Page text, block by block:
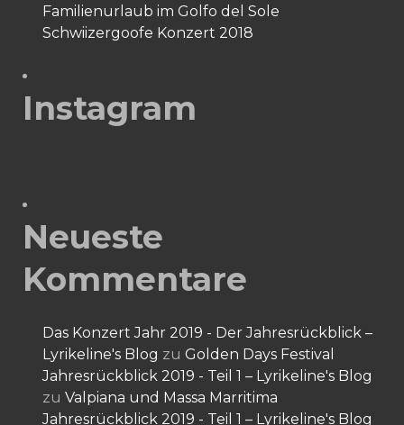
Familienurlaub im Golfo del Sole
Schwiizergoofe Konzert 2018
Instagram
Neueste
Kommentare
Das Konzert Jahr 2019 - Der Jahresrückblick –
Lyrikeline's Blog zu Golden Days Festival
Jahresrückblick 2019 - Teil 1 – Lyrikeline's Blog
zu Valpiana und Massa Marritima
Jahresrückblick 2019 - Teil 1 – Lyrikeline's Blog